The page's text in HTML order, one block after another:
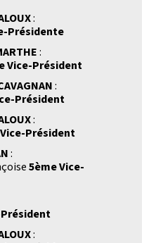
:
Présidente
:
Vice-Président
:
Président
:
Président
:
5ème Vice-
: